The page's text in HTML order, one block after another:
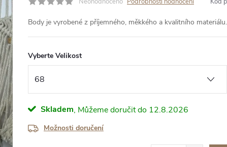
Body je vyrobené z příjemného, měkkého a kvalitního materiálu.
Vyberte Velikost
Skladem 12.8.2026
Možnosti doručení